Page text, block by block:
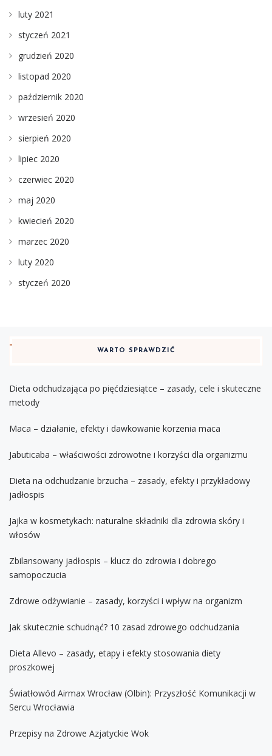
luty 2021
styczeń 2021
grudzień 2020
listopad 2020
październik 2020
wrzesień 2020
sierpień 2020
lipiec 2020
czerwiec 2020
maj 2020
kwiecień 2020
marzec 2020
luty 2020
styczeń 2020
WARTO SPRAWDZIĆ
Dieta odchudzająca po pięćdziesiątce – zasady, cele i skuteczne
metody
Maca – działanie, efekty i dawkowanie korzenia maca
Jabuticaba – właściwości zdrowotne i korzyści dla organizmu
Dieta na odchudzanie brzucha – zasady, efekty i przykładowy
jadłospis
Jajka w kosmetykach: naturalne składniki dla zdrowia skóry i
włosów
Zbilansowany jadłospis – klucz do zdrowia i dobrego
samopoczucia
Zdrowe odżywianie – zasady, korzyści i wpływ na organizm
Jak skutecznie schudnąć? 10 zasad zdrowego odchudzania
Dieta Allevo – zasady, etapy i efekty stosowania diety
proszkowej
Światłowód Airmax Wrocław (Olbin): Przyszłość Komunikacji w
Sercu Wrocławia
Przepisy na Zdrowe Azjatyckie Wok